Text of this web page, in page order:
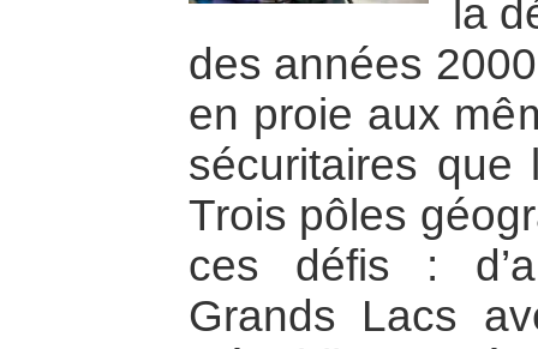
la
des années
en proie aux
sécuritaires que
Trois pôles
ces défis :
Grands Lacs